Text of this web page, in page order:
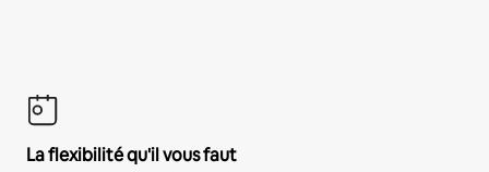
La flexibilité qu'il vous faut